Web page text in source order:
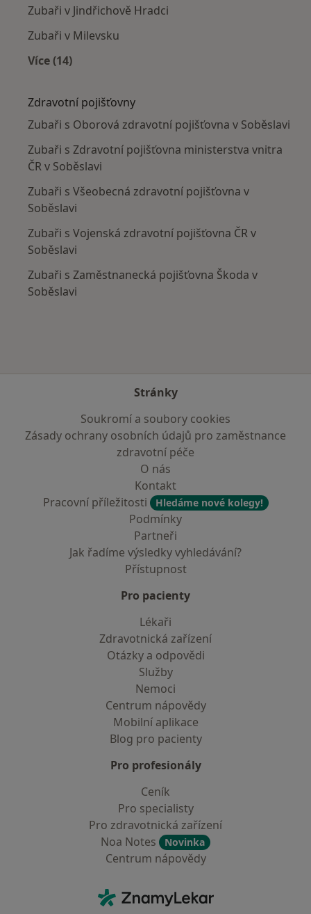
Zubaři v Jindřichově Hradci
Zubaři v Milevsku
Více (14)
Zdravotní pojišťovny
Zubaři s Oborová zdravotní pojišťovna v Soběslavi
Zubaři s Zdravotní pojišťovna ministerstva vnitra
ČR v Soběslavi
Zubaři s Všeobecná zdravotní pojišťovna v
Soběslavi
Zubaři s Vojenská zdravotní pojišťovna ČR v
Soběslavi
Zubaři s Zaměstnanecká pojišťovna Škoda v
Soběslavi
Stránky
Soukromí a soubory cookies
Zásady ochrany osobních údajů pro zaměstnance
zdravotní péče
O nás
Kontakt
Pracovní příležitosti
Hledáme nové kolegy!
Podmínky
Partneři
Jak řadíme výsledky vyhledávání?
Přístupnost
Pro pacienty
Lékaři
Zdravotnická zařízení
Otázky a odpovědi
Služby
Nemoci
Centrum nápovědy
Mobilní aplikace
Blog pro pacienty
Pro profesionály
Ceník
Pro specialisty
Pro zdravotnická zařízení
Noa Notes
Novinka
Centrum nápovědy
ZnamyLekar - Hlavní stránka